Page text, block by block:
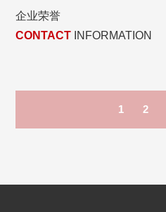
企业荣誉
CONTACT INFORMATION
1 2